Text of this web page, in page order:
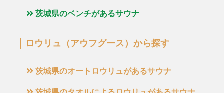
茨城県のベンチがあるサウナ
ロウリュ（アウフグース）から探す
茨城県のオートロウリュがあるサウナ